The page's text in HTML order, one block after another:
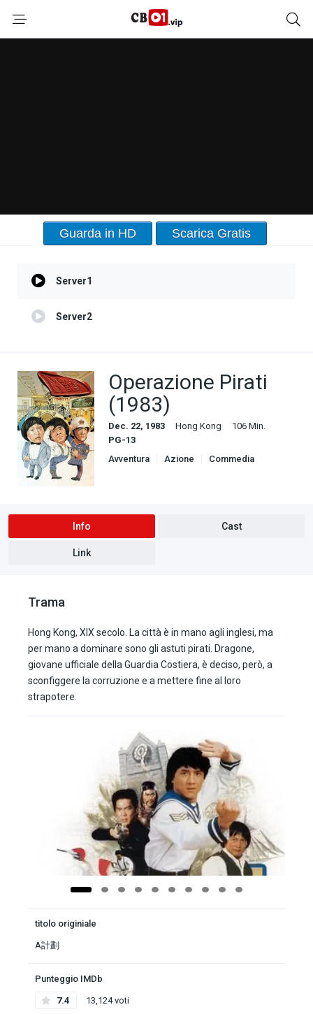
Guarda in HD Scarica Gratis
Server1
Server2
Operazione Pirati
(1983)
Dec. 22, 1983 Hong Kong
106 Min.
PG-13
Avventura
Azione Commedia
Info Cast
Link
Trama
Hong Kong, XIX secolo. La città è in mano agli inglesi, ma
per mano a dominare sono gli astuti pirati. Dragone,
giovane ufficiale della Guardia Costiera, è deciso, però, a
sconfiggere la corruzione e a mettere fine al loro
strapotere.
titolo originiale
A計劃
Punteggio IMDb
7.4 13,124 voti